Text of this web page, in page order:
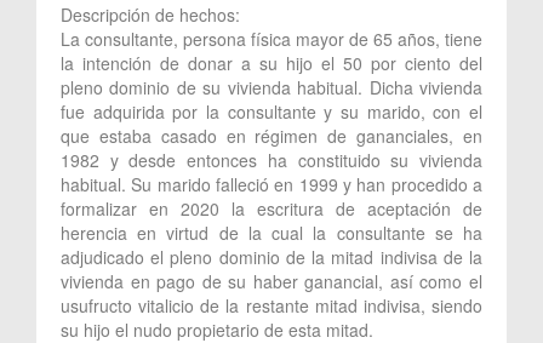
Descripción de hechos:
La consultante, persona física mayor de 65 años, tiene
la intención de donar a su hijo el 50 por ciento del
pleno dominio de su vivienda habitual. Dicha vivienda
fue adquirida por la consultante y su marido, con el
que estaba casado en régimen de gananciales, en
1982 y desde entonces ha constituido su vivienda
habitual. Su marido falleció en 1999 y han procedido a
formalizar en 2020 la escritura de aceptación de
herencia en virtud de la cual la consultante se ha
adjudicado el pleno dominio de la mitad indivisa de la
vivienda en pago de su haber ganancial, así como el
usufructo vitalicio de la restante mitad indivisa, siendo
su hijo el nudo propietario de esta mitad.